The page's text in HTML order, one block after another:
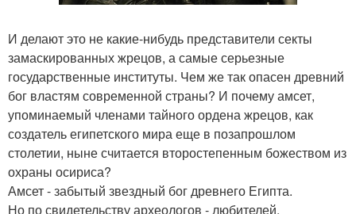
И делают это не какие-нибудь представители секты
замаскированных жрецов, а самые серьезные
государственные институты. Чем же так опасен древний
бог властям современной страны? И почему амсет,
упоминаемый членами тайного ордена жрецов, как
создатель египетского мира еще в позапрошлом
столетии, ныне считается второстепенным божеством из
охраны осириса?
Амсет - забытый звездный бог древнего Египта.
Но по свидетельству археологов - любителей,